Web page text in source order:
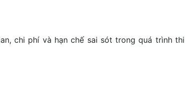
chi phí và hạn chế sai sót trong quá trình thi